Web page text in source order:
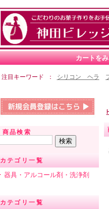
カートを
注目キーワード シリコン ヘラ
商品検索
カテゴリ一覧
器具・アルコール剤・洗浄剤
カテゴリ一覧